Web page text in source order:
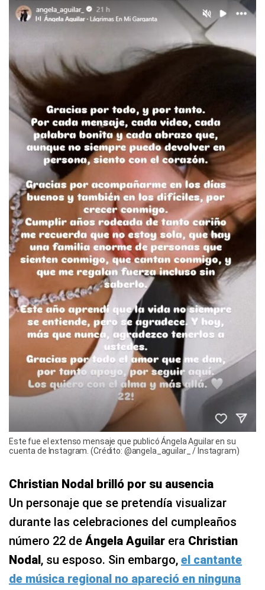
Este fue el extenso mensaje que publicó Ángela Aguilar en su
cuenta de Instagram. (Crédito: @angela_aguilar_ / Instagram)
Christian Nodal brilló por su ausencia
Un personaje que se pretendía visualizar
durante las celebraciones del cumpleaños
número 22 de Ángela Aguilar era Christian
Nodal, su esposo. Sin embargo, el cantante
de música regional no apareció en ninguna